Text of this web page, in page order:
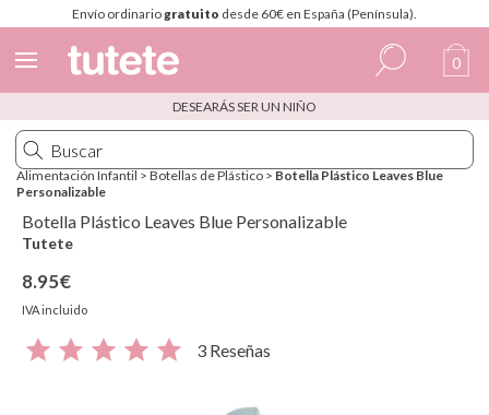
Envío ordinariogratuito desde 60€ en España (Península).
Español
Italiano
Inglés
0
DESEARÁS SER UN NIÑO
Alimentación Infantil > Botellas de Plástico > Botella Plástico Leaves Blue
Personalizable
Botella Plástico Leaves Blue Personalizable
Tutete
8.95€
IVA incluido
3 Reseñas